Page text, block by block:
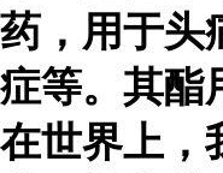
药，用于头
症等。其酯
在世界上，